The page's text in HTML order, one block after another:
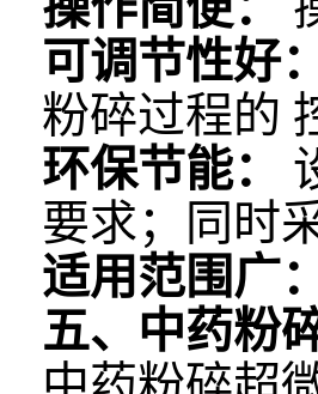
可调节性好：
粉碎过程的
环保节能：
要求；同时
适用范围广：
五、中药粉